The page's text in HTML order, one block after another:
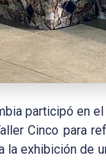
participó en
Cinco para
exhibición de